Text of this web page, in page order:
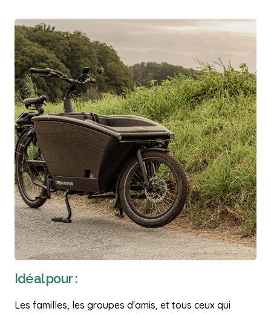
Idéal pour :
Les familles, les groupes d'amis, et tous ceux qui